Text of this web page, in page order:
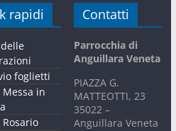
rapidi
foglietti
Messa in
Rosario
Contatti
Parrocchia di
Anguillara Veneta
PIAZZA G.
MATTEOTTI, 23
35022 –
Anguillara Veneta